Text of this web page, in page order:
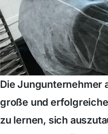
Die Jungunternehmer
große und
zu lernen, sich